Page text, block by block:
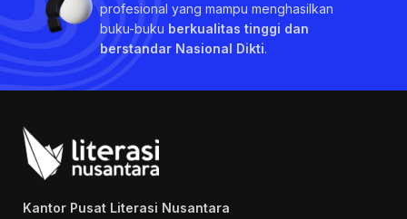
profesional yang mampu menghasilkan
buku-buku berkualitas tinggi dan
berstandar Nasional Dikti.
Kantor Pusat Literasi Nusantara